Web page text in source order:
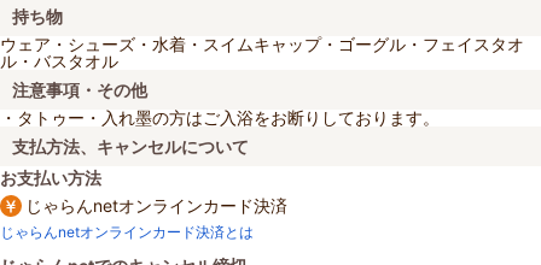
持ち物
ウェア・シューズ・水着・スイムキャップ・ゴーグル・フェイスタオ
ル・バスタオル
注意事項・その他
・タトゥー・入れ墨の方はご入浴をお断りしております。
支払方法、キャンセルについて
お支払い方法
じゃらんnetオンラインカード決済
じゃらんnetオンラインカード決済とは